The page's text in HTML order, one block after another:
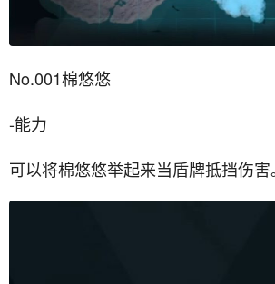
No.001棉悠悠
-能力
可以将棉悠悠举起来当盾牌抵挡伤害